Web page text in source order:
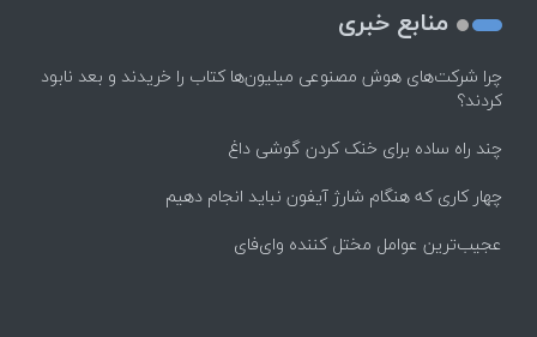
منابع خبری
چرا شرکت‌های هوش مصنوعی میلیون‌ها کتاب را خریدند و بعد نابود
کردند؟
چند راه‌ ساده برای خنک کردن گوشی داغ
چهار کاری که هنگام شارژ آیفون نباید انجام دهیم
عجیب‌ترین عوامل مختل کننده وای‌فای